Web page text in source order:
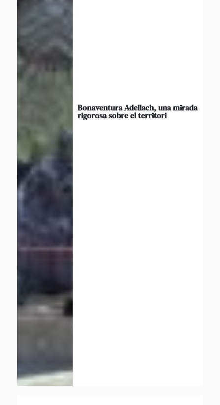
Bonaventura Adellach, una mirada
rigorosa sobre el territori